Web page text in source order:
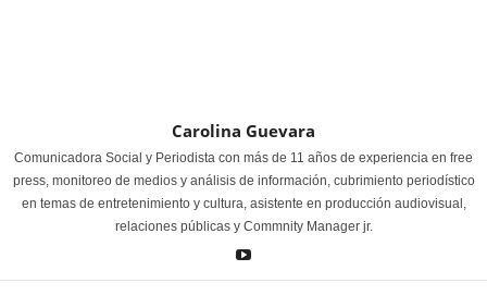
Carolina Guevara
Comunicadora Social y Periodista con más de 11 años de experiencia en free
press, monitoreo de medios y análisis de información, cubrimiento periodístico
en temas de entretenimiento y cultura, asistente en producción audiovisual,
relaciones públicas y Commnity Manager jr.